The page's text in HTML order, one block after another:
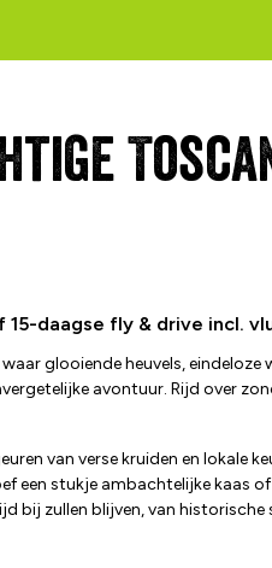
daagse fly & drive incl.
glooiende heuvels,
avontuur. Rijd over
van verse kruiden en
een stukje ambachtelijke
bij zullen blijven, van